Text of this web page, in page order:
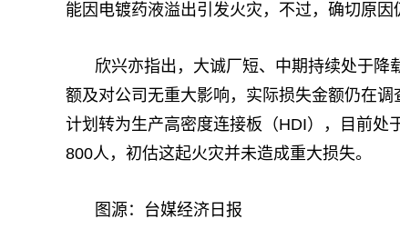
能因电镀药液溢出引发火灾，不过，确切原因
欣兴亦指出，大诚厂短、中期持续处于
额及对公司无重大影响，实际损失金额仍在
计划转为生产高密度连接板（HDI），目前处
800人，初估这起火灾并未造成重大损失。
图源：台媒经济日报